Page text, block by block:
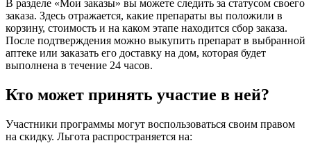
В разделе «Мои заказы» вы можете следить за статусом своего
заказа. Здесь отражается, какие препараты вы положили в
корзину, стоимость и на каком этапе находится сбор заказа.
После подтверждения можно выкупить препарат в выбранной
аптеке или заказать его доставку на дом, которая будет
выполнена в течение 24 часов.
Кто может принять участие в ней?
Участники программы могут воспользоваться своим правом
на скидку. Льгота распространяется на: